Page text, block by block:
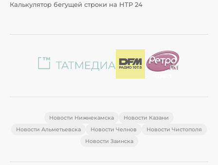
Калькулятор бегущей строки на НТР 24
Новости Нижнекамска
Новости Казани
Новости Альметьевска
Новости Челнов
Новости Чистополя
Новости Заинска